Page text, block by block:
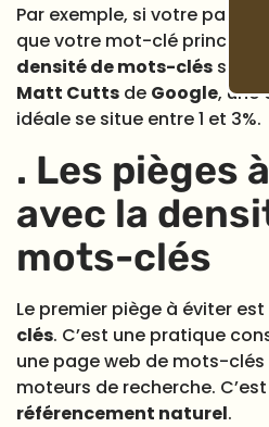
Par exemple, si votre page
que votre mot-clé principal
densité de mots-clés serait
Matt Cutts de Google, une
idéale se situe entre 1 et 3%.
. Les pièges
avec la
mots-clés
Le premier piège à éviter est
clés. C’est une pratique
une page web de mots-
moteurs de recherche.
référencement naturel.